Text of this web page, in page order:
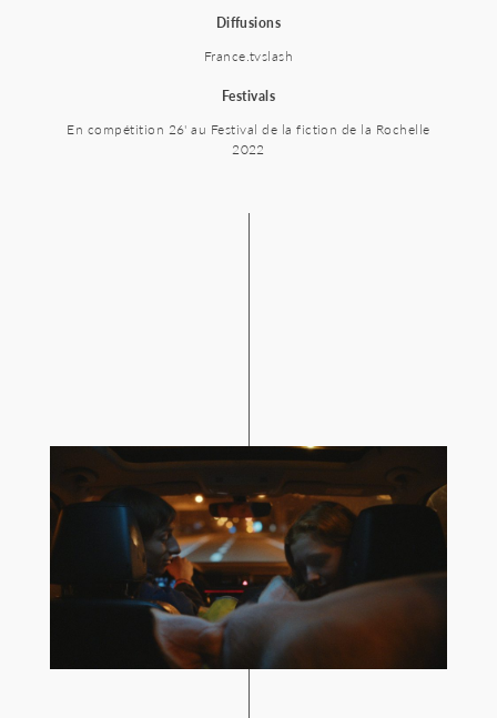
Diffusions
France.tvslash
Festivals
En compétition 26' au Festival de la fiction de la Rochelle
2022